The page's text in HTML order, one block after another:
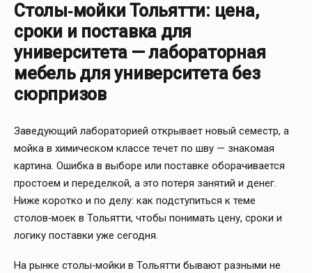
Столы‑мойки Тольятти: цена,
сроки и поставка для
университета — лабораторная
мебель для университета без
сюрпризов
Заведующий лабораторией открывает новый семестр, а
мойка в химическом классе течет по шву — знакомая
картина. Ошибка в выборе или поставке оборачивается
простоем и переделкой, а это потеря занятий и денег.
Ниже коротко и по делу: как подступиться к теме
столов‑моек в Тольятти, чтобы понимать цену, сроки и
логику поставки уже сегодня.
На рынке столы‑мойки в Тольятти бывают разными не